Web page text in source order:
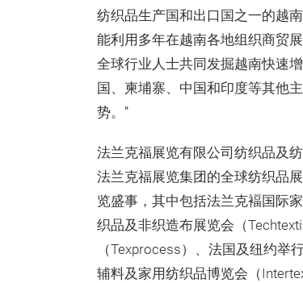
纺织品生产国和出口国之一的越
能利用多年在越南各地组织商贸
全球行业人士共同发掘越南快速
国、柬埔寨、中国和印度等其他
势。”
法兰克福展览有限公司纺织品及
法兰克福展览集团的全球纺织品
览盛事，其中包括法兰克褔国际
织品及非织造布展览会（
（Texprocess）、法国及纽约举
辅料及家用纺织品博览会（